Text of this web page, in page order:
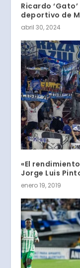
Ricardo
deportivo de
abril 30, 2024
«El
Jorge Luis
enero 19, 2019